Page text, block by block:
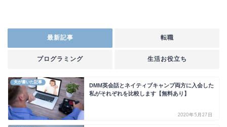
最新記事 転職
プログラミング 生活お役立ち
夫が書いた記事
DMM英会話とネイティブキャンプ両方に入会した
私がそれぞれを比較します【無料あり】
2020年5月27日